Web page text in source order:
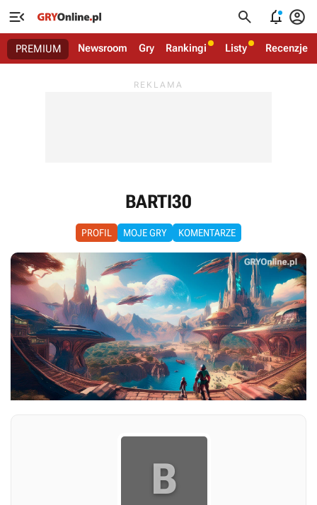
   
PREMIUM Newsroom Gry Rankingi Listy Recenzje
BARTI30
PROFIL MOJE GRY KOMENTARZE
B